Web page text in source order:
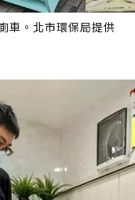
車。北市環保局提供